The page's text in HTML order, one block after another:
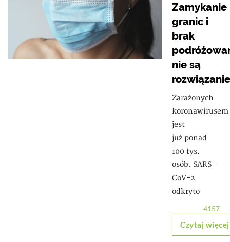
Zamykanie
granic i
brak
nie są
Zarażonych
koronawirusem
jest
już ponad
100 tys.
osób. SARS-
CoV-2
odkryto
4157
Czytaj więcej